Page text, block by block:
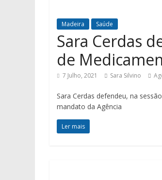
Madeira Saúde
Sara Cerdas
de
7 Julho, 2021 Sara Silvino
Sara Cerdas defendeu, na
mandato da Agência
Ler mais